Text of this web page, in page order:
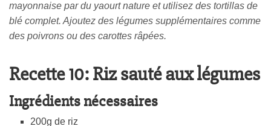
mayonnaise par du yaourt nature et utilisez des tortillas de
blé complet. Ajoutez des légumes supplémentaires comme
des poivrons ou des carottes râpées.
Recette 10: Riz sauté aux légumes
Ingrédients nécessaires
200g de riz